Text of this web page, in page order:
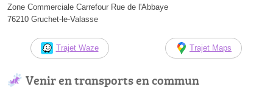
Zone Commerciale Carrefour Rue de l'Abbaye
76210 Gruchet-le-Valasse
Trajet Waze Trajet Maps
Venir en transports en commun